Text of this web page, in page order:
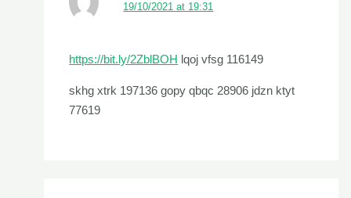
19/10/2021 at 19:31
https://bit.ly/2ZblBOH lqoj vfsg 116149
skhg xtrk 197136 gopy qbqc 28906 jdzn ktyt
77619